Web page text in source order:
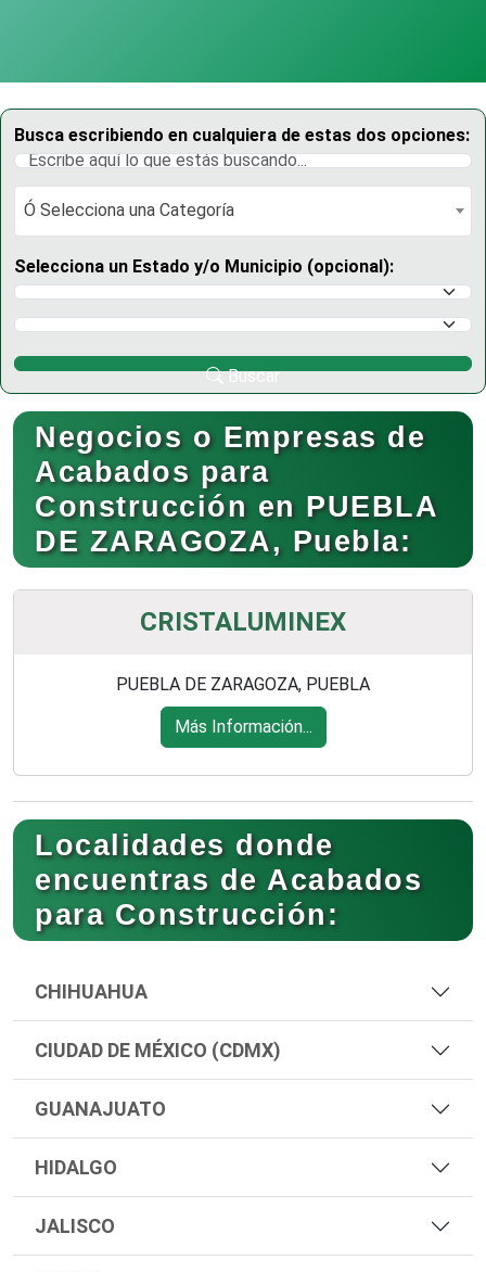
Busca escribiendo en cualquiera de estas dos opciones:
Ó Selecciona una Categoría
Ó Selecciona una Categoría
Selecciona un Estado y/o Municipio (opcional):
Selecciona un Estado
Selecciona un Municipio
Buscar
Negocios o Empresas de
Acabados para
Construcción en PUEBLA
DE ZARAGOZA, Puebla:
CRISTALUMINEX
PUEBLA DE ZARAGOZA, PUEBLA
Más Información...
Localidades donde
encuentras de Acabados
para Construcción:
CHIHUAHUA
CIUDAD DE MÉXICO (CDMX)
GUANAJUATO
HIDALGO
JALISCO